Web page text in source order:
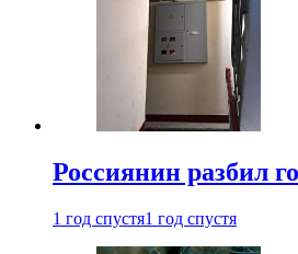
Россиянин разбил
1 год спустя1 год спустя